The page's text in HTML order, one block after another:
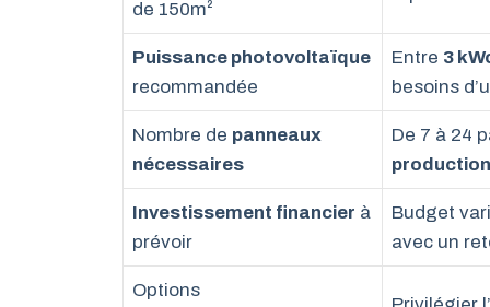
de 150m²
Puissance photovoltaïque
recommandée
Entre 3
besoins
Nombre de panneaux
nécessaires
De 7 à 24
Investissement financier à
prévoir
Budget
avec un
Options